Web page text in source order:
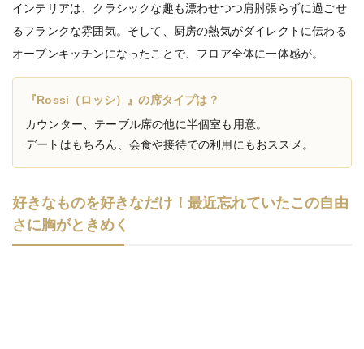
インテリアは、クラシックな趣も漂わせつつ肩肘張らずに過ごせ
るフランクな雰囲気。そして、厨房の熱気がダイレクトに伝わる
オープンキッチンになったことで、フロア全体に一体感が。
『Rossi（ロッシ）』の席タイプは？
カウンター、テーブル席の他に半個室も用意。
デートはもちろん、会食や接待での利用にもおススメ。
好きなものを好きなだけ！最近忘れていたこの自由
さに胸がときめく